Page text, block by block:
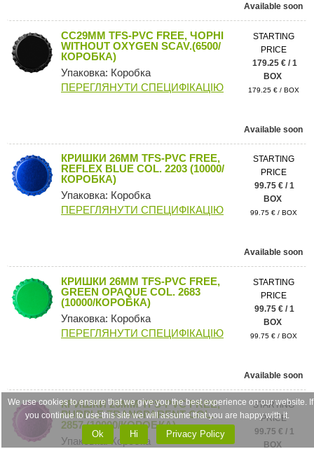
Available soon
CC29MM TFS-PVC FREE, ЧОРНІ
WITHOUT OXYGEN SCAV.(6500/
КОРОБКА)
Упаковка: Коробка
ПЕРЕГЛЯНУТИ СПЕЦИФІКАЦІЮ
STARTING
PRICE
179.25 € / 1
BOX
179.25 € / BOX
Available soon
КРИШКИ 26MM TFS-PVC FREE,
REFLEX BLUE COL. 2203 (10000/
КОРОБКА)
Упаковка: Коробка
ПЕРЕГЛЯНУТИ СПЕЦИФІКАЦІЮ
STARTING
PRICE
99.75 € / 1
BOX
99.75 € / BOX
Available soon
КРИШКИ 26MM TFS-PVC FREE,
GREEN OPAQUE COL. 2683
(10000/КОРОБКА)
Упаковка: Коробка
ПЕРЕГЛЯНУТИ СПЕЦИФІКАЦІЮ
STARTING
PRICE
99.75 € / 1
BOX
99.75 € / BOX
Available soon
КРИШКИ 26MM TFS-PVC FREE,
PURPLE TRANSPARENT COL.
2857 (10000/КОРОБКА)
Упаковка: Коробка
STARTING
PRICE
99.75 € / 1
BOX
We use cookies to ensure that we give you the best experience on our website. If
you continue to use this site we will assume that you are happy with it.
Ok Ні Privacy Policy